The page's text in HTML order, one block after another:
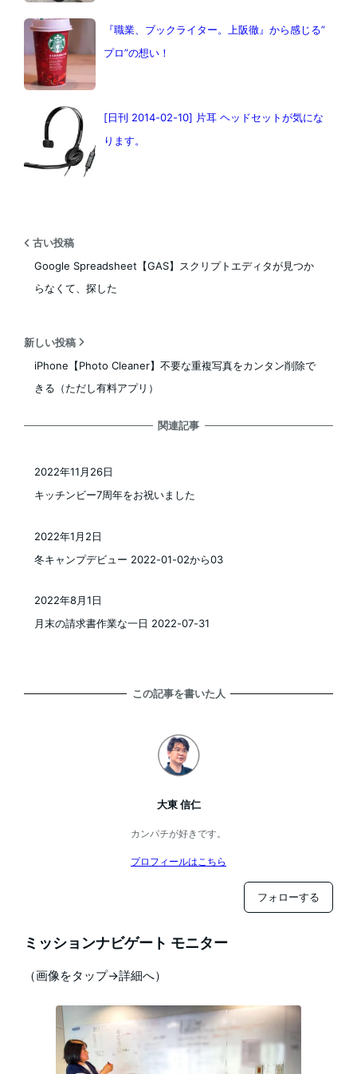
『職業、ブックライター。上阪徹』から感じる”
プロ”の想い！
[日刊 2014-02-10] 片耳 ヘッドセットが気にな
ります。
古い投稿
Google Spreadsheet【GAS】スクリプトエディタが見つか
らなくて、探した
新しい投稿
iPhone【Photo Cleaner】不要な重複写真をカンタン削除で
きる（ただし有料アプリ）
関連記事
キッチンビー7周年をお祝いました
2022年11月26日
冬キャンプデビュー 2022-01-02から03
2022年1月2日
月末の請求書作業な一日 2022-07-31
2022年8月1日
この記事を書いた人
大東 信仁
カンパチが好きです。
プロフィールはこちら
フォローする
ミッションナビゲート モニター
（画像をタップ→詳細へ）